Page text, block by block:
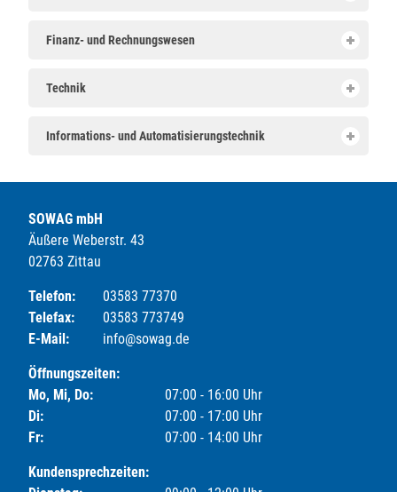
Finanz- und Rechnungswesen
Technik
Informations- und Automatisierungstechnik
SOWAG mbH
Äußere Weberstr. 43
02763 Zittau
Telefon:
03583 77370
Telefax:
03583 773749
E-Mail:
info@sowag.de
Öffnungszeiten:
Mo, Mi, Do:
07:00 - 16:00 Uhr
Di:
07:00 - 17:00 Uhr
Fr:
07:00 - 14:00 Uhr
Kundensprechzeiten: